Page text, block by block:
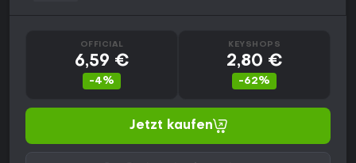
OFFICIAL
6,59 €
-4%
KEYSHOPS
2,80 €
-62%
Jetzt kaufen